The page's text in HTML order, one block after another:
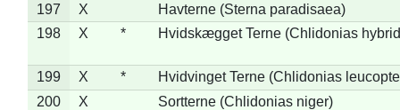
197
X
Havterne (Sterna paradisaea)
198
X * Hvidskægget Terne (Chlidonias
199 X *
Hvidvinget Terne (Chlidonias
200
X
Sortterne (Chlidonias niger)